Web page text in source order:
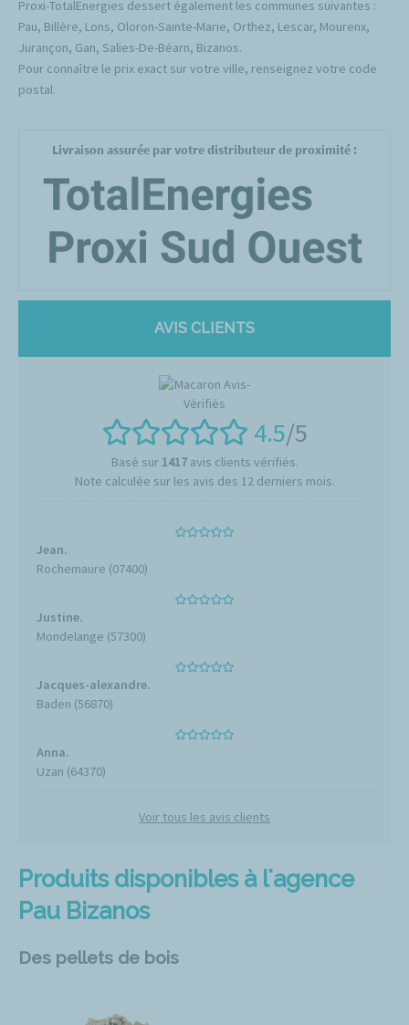
Proxi-TotalEnergies dessert également les communes suivantes :
Pau, Billère, Lons, Oloron-Sainte-Marie, Orthez, Lescar, Mourenx,
Jurançon, Gan, Salies-De-Béarn, Bizanos.
Pour connaître le prix exact sur votre ville, renseignez votre code
postal.
Produits disponibles à l'agence
Pau Bizanos
Des pellets de bois
Livraison assurée par votre distributeur de proximité :
AVIS CLIENTS
4.5/5
Basé sur 1417avis clients vérifiés.
Note calculée sur les avis des 12 derniers mois.
Jean.
Rochemaure (07400)
Justine.
Mondelange (57300)
Jacques-alexandre.
Baden (56870)
Anna.
Uzan (64370)
Voir tous les avis clients